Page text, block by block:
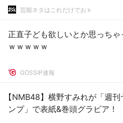
芸能ネタはこれだけでおｋ
正直子ども欲しいとか思っちゃ
ｗｗｗｗｗ
GOSSIP速報
【NMB48】横野すみれが「週
ンプ」で表紙&巻頭グラビア！